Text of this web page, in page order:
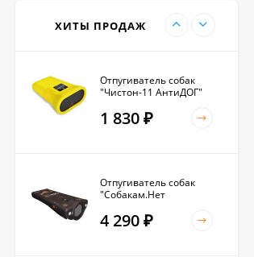
ХИТЫ ПРОДАЖ
Отпугиватель собак
"Чистон-11 АнтиДОГ"
1 830 ₽
Отпугиватель собак
"Собакам.Нет
4 290 ₽